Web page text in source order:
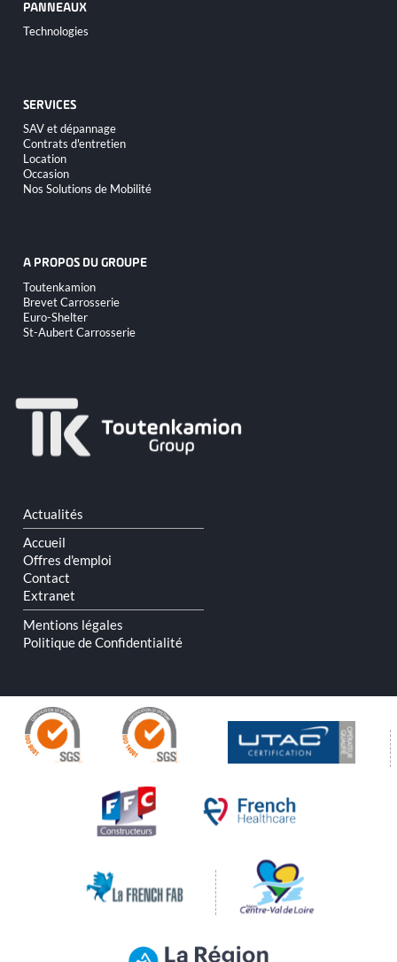
PANNEAUX
Aller
au
Technologies
SERVICES
Aller
au
contenu
SAV et dépannage
Contrats d'entretien
Location
Occasion
Nos Solutions de Mobilité
A PROPOS DU GROUPE
Aller
au
contenu
Toutenkamion
Brevet Carrosserie
Euro-Shelter
St-Aubert Carrosserie
Aller
au
contenu
Actualités
Accueil
Offres d'emploi
Contact
Extranet
Mentions légales
Politique de Confidentialité